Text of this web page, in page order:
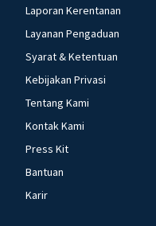
Laporan Kerentanan
Layanan Pengaduan
Syarat & Ketentuan
Kebijakan Privasi
Tentang Kami
Kontak Kami
Press Kit
Bantuan
Karir